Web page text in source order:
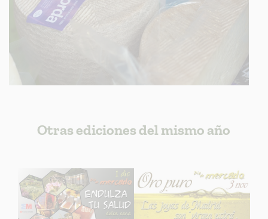
Otras ediciones del mismo año